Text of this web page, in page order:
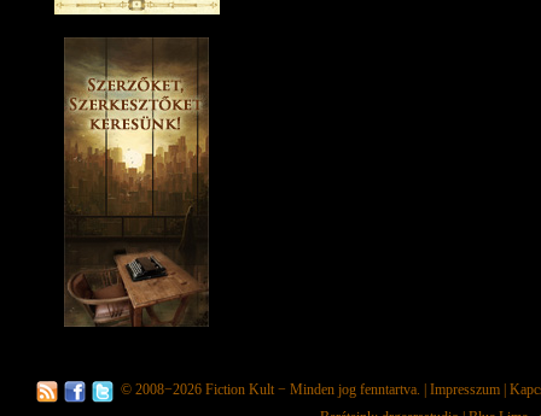
© 2008−2026 Fiction Kult − Minden jog fenntartva. | Impresszum